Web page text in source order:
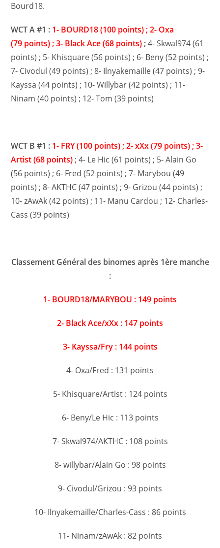
Bourd18.
WCT A #1 : 1- BOURD18 (100 points) ; 2- Oxa
(79 points) ; 3- Black Ace (68 points) ;4- Skwal974 (61
points) ; 5- Khisquare (56 points) ; 6- Beny (52 points) ;
7- Civodul (49 points) ; 8- Ilnyakemaille (47 points) ; 9-
Kayssa (44 points) ; 10- Willybar (42 points) ; 11-
Ninam (40 points) ; 12- Tom (39 points)
WCT B #1 : 1- FRY (100 points) ;2- xXx (79 points) ; 3-
Artist (68 points) ; 4- Le Hic (61 points) ; 5- Alain Go
(56 points) ; 6- Fred (52 points) ; 7- Marybou (49
points) ; 8- AKTHC (47 points) ; 9- Grizou (44 points) ;
10- zAwAk (42 points) ; 11- Manu Cardou ; 12- Charles-
Cass (39 points)
Classement Général des binomes après 1ère manche
:
1- BOURD18/MARYBOU : 149 points
2- Black Ace/xXx : 147 points
3- Kayssa/Fry : 144 points
4- Oxa/Fred : 131 points
5- Khisquare/Artist : 124 points
6- Beny/Le Hic : 113 points
7- Skwal974/AKTHC : 108 points
8- willybar/Alain Go : 98 points
9- Civodul/Grizou : 93 points
10- Ilnyakemaille/Charles-Cass : 86 points
11- Ninam/zAwAk : 82 points